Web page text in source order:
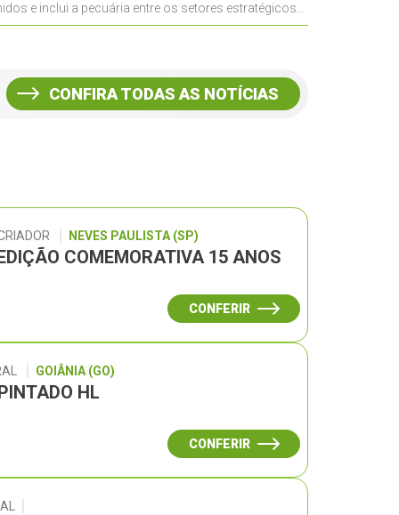
e inclui a pecuária entre os setores estratégicos
CONFIRA TODAS AS NOTÍCIAS
NEVES PAULISTA (SP)
COMEMORATIVA 15 ANOS
CONFERIR
GOIÂNIA (GO)
HL
CONFERIR